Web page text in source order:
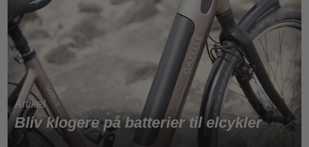
Bliv klogere på batterier til elcykler